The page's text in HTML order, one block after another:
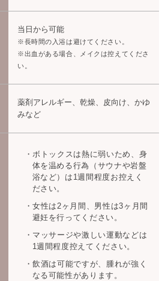
当日から可能
※長時間の入浴は避けてください。
※出血がある場合、メイクは控えてくださ
い。
薬剤アレルギー、乾燥、皮向け、かゆ
みなど
ボトックスは熱に弱いため、身
体を温める行為（サウナや岩盤
浴など）は1週間程度お控えく
ださい。
女性は2ヶ月間、男性は3ヶ月間
避妊を行ってください。
マッサージや激しい運動などは
1週間程度控えてください。
飲酒は可能ですが、腫れが強く
なる可能性があります。